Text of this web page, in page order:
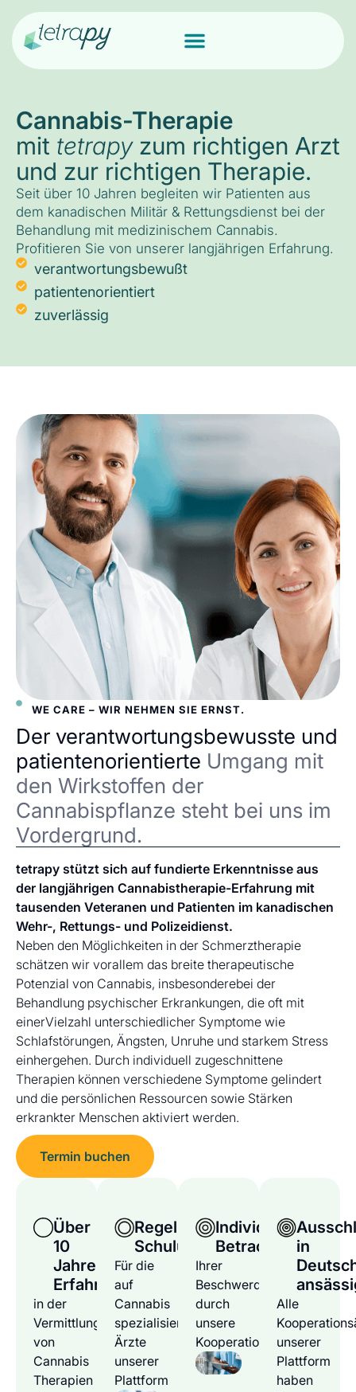
Cannabis-Therapie
mit tetrapyzum richtigen Arzt
und zur richtigen Therapie.
Seit über 10 Jahren begleiten wir Patienten aus
dem kanadischen Militär & Rettungsdienst bei der
Behandlung mit medizinischem Cannabis.
Profitieren Sie von unserer langjährigen Erfahrung.
verantwortungsbewußt
patientenorientiert
zuverlässig
WE CARE – WIR NEHMEN SIE ERNST.
Der verantwortungsbewusste und
patientenorientierte Umgang mit
den Wirkstoffen der
Cannabispflanze steht bei uns im
Vordergrund.
tetrapy stützt sich auf fundierte Erkenntnisse aus
der langjährigen Cannabistherapie-Erfahrung mit
tausenden Veteranen und Patienten im kanadischen
Wehr-, Rettungs- und Polizeidienst.
Neben den Möglichkeiten in der Schmerztherapie
schätzen wir vorallem das breite therapeutische
Potenzial von Cannabis, insbesonderebei der
Behandlung psychischer Erkrankungen, die oft mit
einerVielzahl unterschiedlicher Symptome wie
Schlafstörungen, Ängsten, Unruhe und starkem Stress
einhergehen. Durch individuell zugeschnittene
Therapien können verschiedene Symptome gelindert
und die persönlichen Ressourcen sowie Stärken
erkrankter Menschen aktiviert werden.
Termin buchen
Über
10
Jahre
Erfahrung
in der
Vermittlung
von
Cannabis
Therapien
Regelmäßige
Schulungen
Für die
auf
Cannabis
spezialisierten
Ärzte
unserer
Plattform
Individuelle
Betrachtung
Ihrer
Beschwerden
durch
unsere
Kooperationsärzte
in
Alle
unserer
Plattform
haben